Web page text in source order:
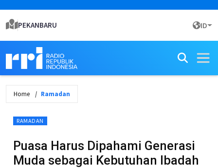
PEKANBARU ID
Home Ramadan
RAMADAN
Puasa Harus Dipahami Generasi
Muda sebagai Kebutuhan Ibadah